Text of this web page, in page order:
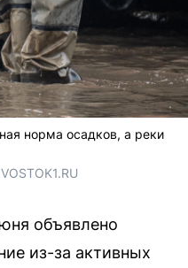
норма осадков, а реки
объявлено
из-за активных